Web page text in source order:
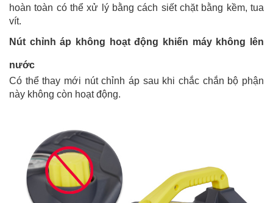
hoàn toàn có thể xử lý bằng cách siết chặt bằng kềm, tua
vít.
Nút chỉnh áp không hoạt động khiến máy không lên
nước
Có thể thay mới nút chỉnh áp sau khi chắc chắn bộ phận
này không còn hoạt động.